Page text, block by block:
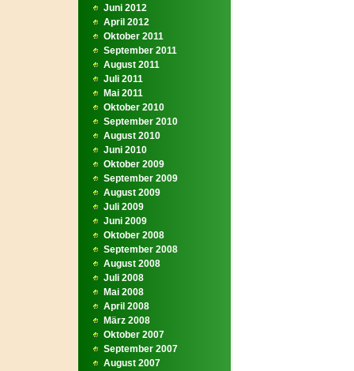
Juni 2012
April 2012
Oktober 2011
September 2011
August 2011
Juli 2011
Mai 2011
Oktober 2010
September 2010
August 2010
Juni 2010
Oktober 2009
September 2009
August 2009
Juli 2009
Juni 2009
Oktober 2008
September 2008
August 2008
Juli 2008
Mai 2008
April 2008
März 2008
Oktober 2007
September 2007
August 2007